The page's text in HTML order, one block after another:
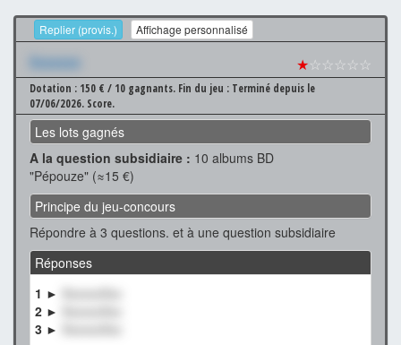
Replier (provis.) Affichage personnalisé
Xxxxxxx ★☆☆☆☆☆
Dotation : 150 € / 10 gagnants. Fin du jeu : Terminé depuis le
07/06/2026. Score.
Les lots gagnés
A la question subsidiaire : 10 albums BD
"Pépouze" (≈15 €)
Principe du jeu-concours
Répondre à 3 questions. et à une question subsidiaire
Réponses
1 ►
XxxxxxXxx
2 ►
3 ►